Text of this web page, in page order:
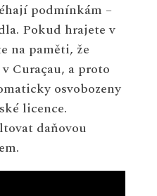
podmínkám –
Pokud hrajete v
na paměti, že
Curaçau, a proto
osvobozeny
licence.
daňovou